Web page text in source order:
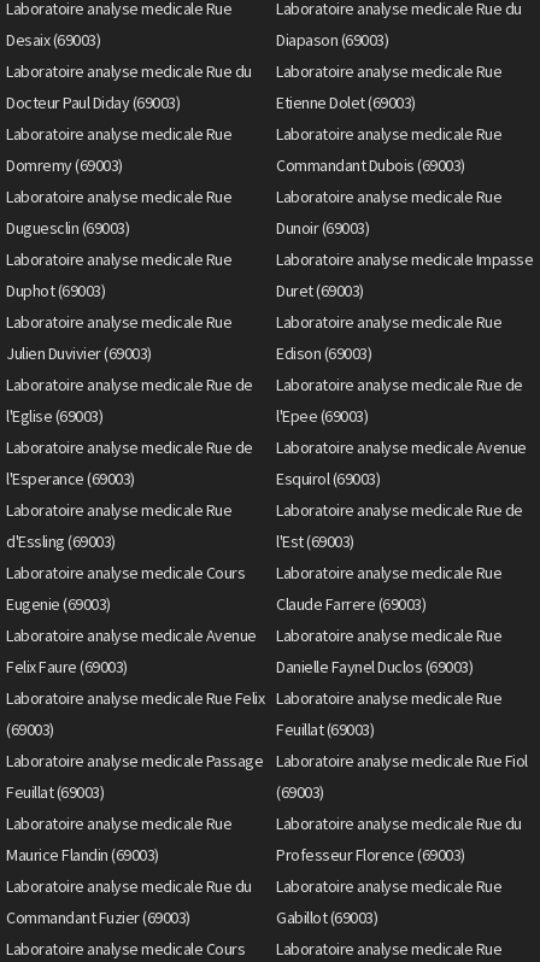
Laboratoire analyse medicale Rue
Desaix (69003)
Laboratoire analyse medicale Rue du
Diapason (69003)
Laboratoire analyse medicale Rue du
Docteur Paul Diday (69003)
Laboratoire analyse medicale Rue
Etienne Dolet (69003)
Laboratoire analyse medicale Rue
Domremy (69003)
Laboratoire analyse medicale Rue
Commandant Dubois (69003)
Laboratoire analyse medicale Rue
Duguesclin (69003)
Laboratoire analyse medicale Rue
Dunoir (69003)
Laboratoire analyse medicale Rue
Duphot (69003)
Laboratoire analyse medicale Impasse
Duret (69003)
Laboratoire analyse medicale Rue
Julien Duvivier (69003)
Laboratoire analyse medicale Rue
Edison (69003)
Laboratoire analyse medicale Rue de
l'Eglise (69003)
Laboratoire analyse medicale Rue de
l'Epee (69003)
Laboratoire analyse medicale Rue de
l'Esperance (69003)
Laboratoire analyse medicale Avenue
Esquirol (69003)
Laboratoire analyse medicale Rue
d'Essling (69003)
Laboratoire analyse medicale Rue de
l'Est (69003)
Laboratoire analyse medicale Cours
Eugenie (69003)
Laboratoire analyse medicale Rue
Claude Farrere (69003)
Laboratoire analyse medicale Avenue
Felix Faure (69003)
Laboratoire analyse medicale Rue
Danielle Faynel Duclos (69003)
Laboratoire analyse medicale Rue Felix
(69003)
Laboratoire analyse medicale Rue
Feuillat (69003)
Laboratoire analyse medicale Passage
Feuillat (69003)
Laboratoire analyse medicale Rue Fiol
(69003)
Laboratoire analyse medicale Rue
Maurice Flandin (69003)
Laboratoire analyse medicale Rue du
Professeur Florence (69003)
Laboratoire analyse medicale Rue du
Commandant Fuzier (69003)
Laboratoire analyse medicale Rue
Gabillot (69003)
Laboratoire analyse medicale Cours
Laboratoire analyse medicale Rue